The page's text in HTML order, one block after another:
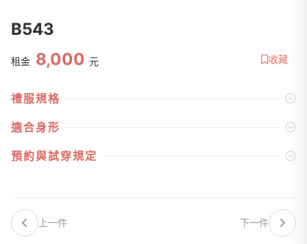
B543
租金 8,000 元 收藏
禮服規格
適合身形
預約與試穿規定
上一件 下一件